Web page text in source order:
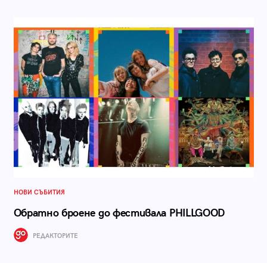
НОВИ СЪБИТИЯ
Обратно броене до фестивала PHILLGOOD
РЕДАКТОРИТЕ